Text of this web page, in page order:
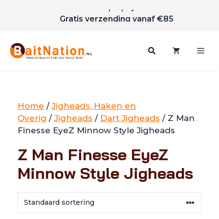
inhoud
Unieke merken
Scherpe prijzen
Home /Jigheads, Haken en
Overig /Jigheads / Dart Jigheads / Z Man
Finesse EyeZ Minnow Style Jigheads
Z Man Finesse EyeZ
Minnow Style Jigheads